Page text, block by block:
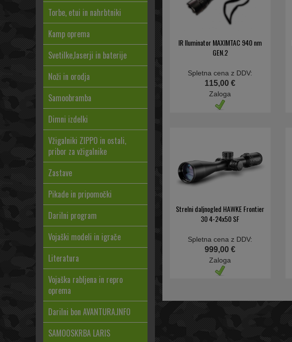
Torbe, etui in nahrbtniki
Kamp oprema
Svetilke,laserji in baterije
Noži in orodja
Samoobramba
Dimni izdelki
Vžigalniki ZIPPO in ostali,
pribor za vžigalnike
Zastave
Pikade in pripomočki
Darilni program
Vojaški modeli in igrače
Literatura
Vojaška rabljena in repro
oprema
Darilni bon AVANTURA.INFO
SAMOOSKRBA LARIS
IR Iluminator MAXIMTAC 940 nm
GEN.2
Spletna cena z DDV:
115,00 €
Zaloga
Strelni daljnogled HAWKE Frontier
30 4-24x50 SF
Spletna cena z DDV:
999,00 €
Zaloga